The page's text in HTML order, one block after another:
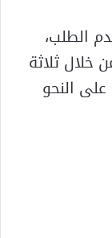
الطلب،
خلال ثلاثة
موزعة على النحو